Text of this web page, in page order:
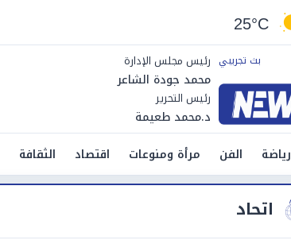
25°C
رئيس مجلس الإدارة
محمد جودة الشاعر
رئيس التحرير
د.محمد طعيمة
رياضة الفن مرأة ومنوعات اقتصاد الثقافة
اتحاد